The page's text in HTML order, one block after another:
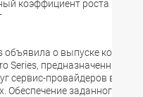
коэффициент роста в
объявила о выпуске
Series, предназначенных для
сервис-провайдеров в
Обеспечение заданного